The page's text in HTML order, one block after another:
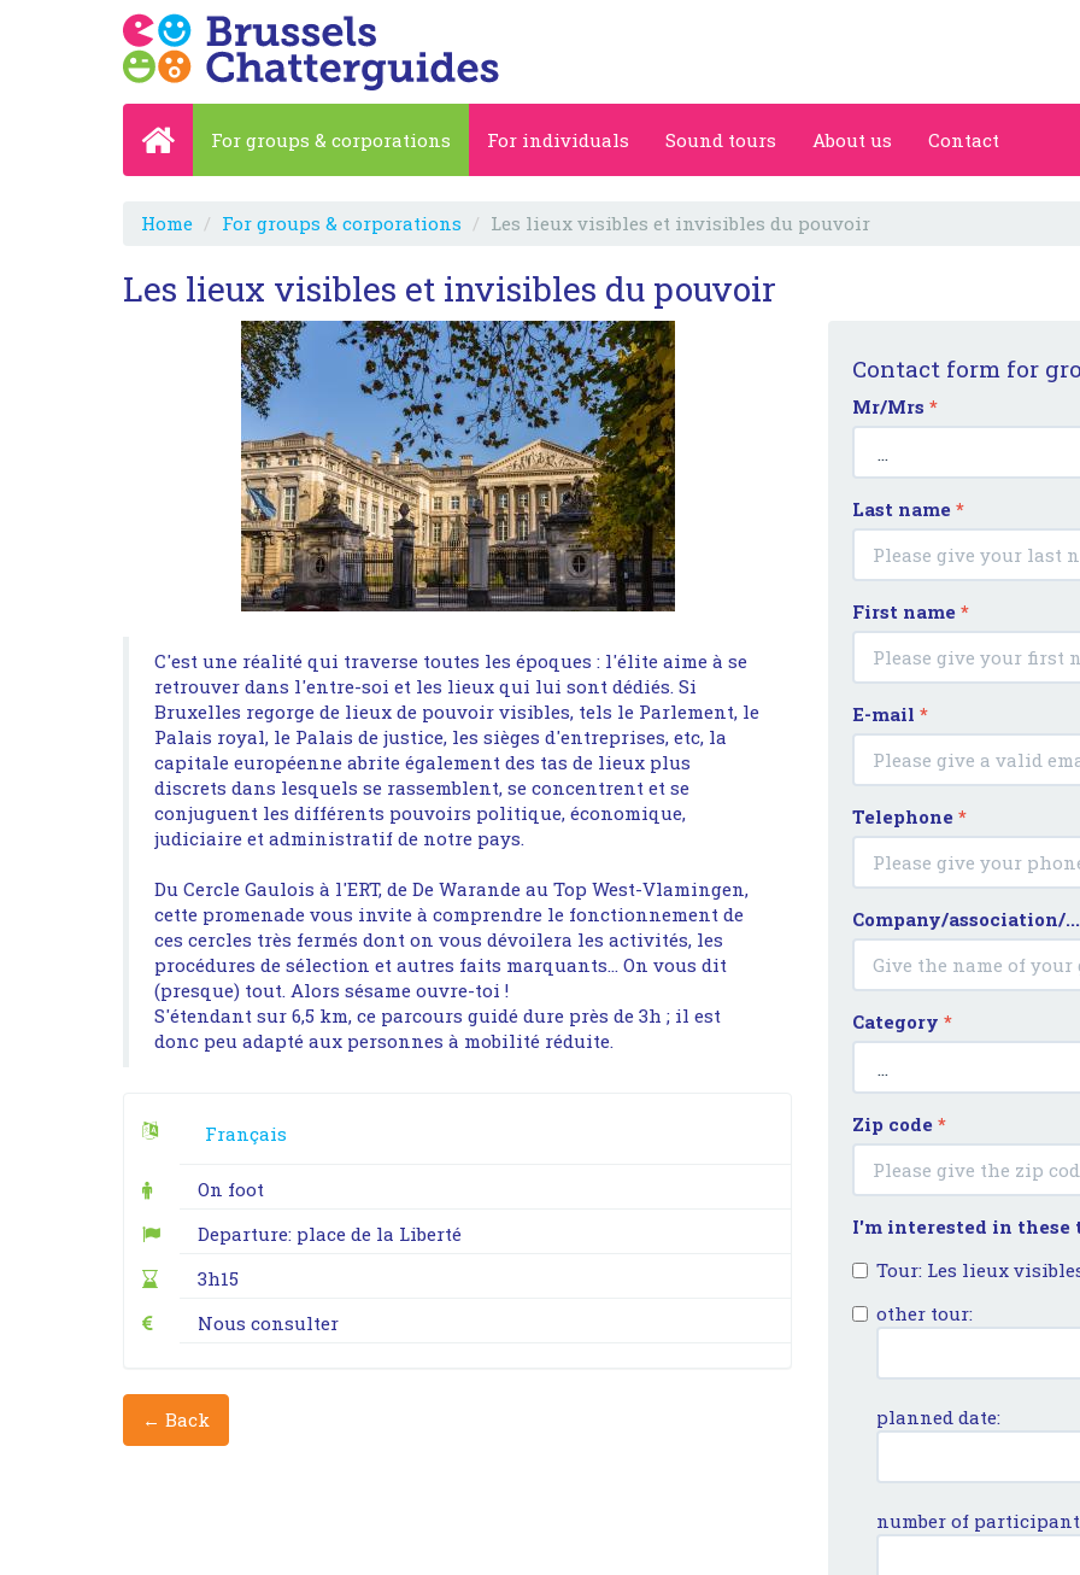
For groups & corporations For individuals Sound tours About us Contact
Home For groups & corporations Les lieux visibles et invisibles du pouvoir
Les lieux visibles et invisibles du pouvoir
C'est une réalité qui traverse toutes les époques : l'élite aime à se
retrouver dans l'entre-soi et les lieux qui lui sont dédiés. Si
Bruxelles regorge de lieux de pouvoir visibles, tels le Parlement, le
Palais royal, le Palais de justice, les sièges d'entreprises, etc, la
capitale européenne abrite également des tas de lieux plus
discrets dans lesquels se rassemblent, se concentrent et se
conjuguent les différents pouvoirs politique, économique,
judiciaire et administratif de notre pays.
Du Cercle Gaulois à l'ERT, de De Warande au Top West-Vlamingen,
cette promenade vous invite à comprendre le fonctionnement de
ces cercles très fermés dont on vous dévoilera les activités, les
procédures de sélection et autres faits marquants... On vous dit
(presque) tout. Alors sésame ouvre-toi !
S'étendant sur 6,5 km, ce parcours guidé dure près de 3h ; il est
donc peu adapté aux personnes à mobilité réduite.
Français
On foot
Departure: place de la Liberté
3h15
Nous consulter
← Back
Contact form for
Mr/Mrs *
Last name *
First name *
E-mail *
Telephone *
Company/association/
Category *
Zip code *
I'm interested in these
Tour: Les lieux
other tour:
planned date:
number of